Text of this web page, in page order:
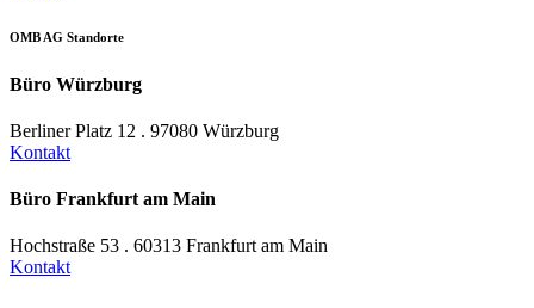
OMB AG Standorte
Büro Würzburg
Berliner Platz 12 . 97080 Würzburg
Kontakt
Büro Frankfurt am Main
Hochstraße 53 . 60313 Frankfurt am Main
Kontakt